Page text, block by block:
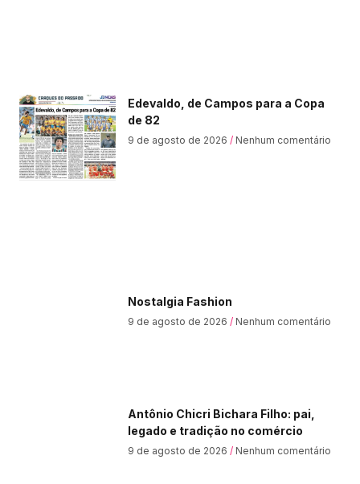
Edevaldo, de Campos para a Copa
de 82
9 de agosto de 2026 Nenhum comentário
Nostalgia Fashion
9 de agosto de 2026 Nenhum comentário
Antônio Chicri Bichara Filho: pai,
legado e tradição no comércio
9 de agosto de 2026 Nenhum comentário